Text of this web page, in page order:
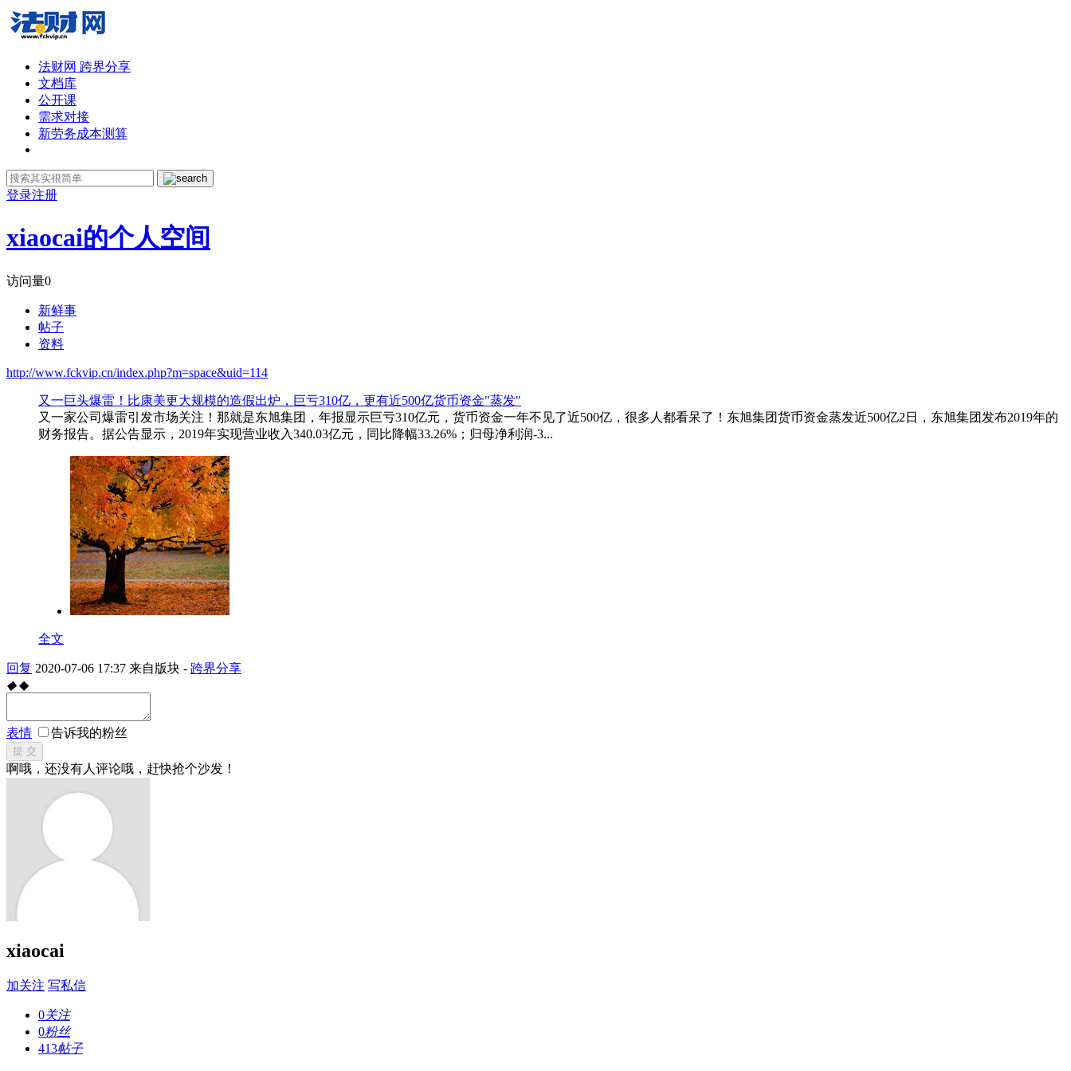
法财网 跨界分享
文档库
公开课
需求对接
新劳务成本测算
登录注册
xiaocai的个人空间
访问量0
新鲜事
帖子
资料
http://www.fckvip.cn/index.php?m=space&uid=114
又一巨头爆雷！比康美更大规模的造假出炉，巨亏310亿，更有近500亿货币资金"蒸发"
又一家公司爆雷引发市场关注！那就是东旭集团，年报显示巨亏310亿元，货币资金一年不见了近500亿，很多人都看呆了！东旭集团货币资金蒸发近500亿2日，东旭集团发布2019年的
财务报告。据公告显示，2019年实现营业收入340.03亿元，同比降幅33.26%；归母净利润-3...
全文
回复 2020-07-06 17:37 来自版块 - 跨界分享
◆ ◆
表情 告诉我的粉丝
提 交
啊哦，还没有人评论哦，赶快抢个沙发！
xiaocai
加关注 写私信
0关注
0粉丝
413帖子